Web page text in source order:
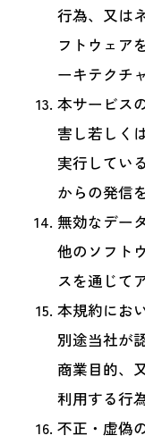
行為、又は
フトウェア
ーキテクチ
本サービス
害し若しく
実行してい
からの発信
無効なデー
他のソフト
スを通じて
本規約にお
別途当社が
商業目的、
利用する行
不正・虚偽